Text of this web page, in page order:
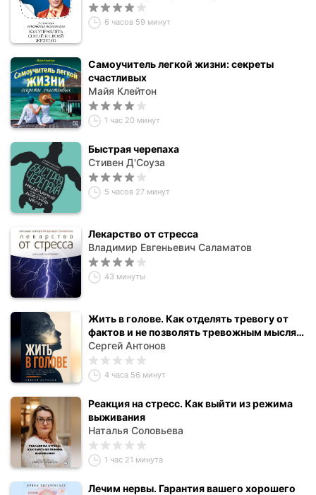
6 часов 59 минут
Самоучитель легкой жизни: секреты
счастливых
Майя Клейтон
1 час 20 минут
Быстрая черепаха
Стивен Д'Соуза
5 часов 27 минут
Лекарство от стресса
Владимир Евгеньевич Саламатов
43 минуты
Жить в голове. Как отделять тревогу от
фактов и не позволять тревожным мыслям
управлять вашей жизнью
Сергей Антонов
4 часа 56 минут
Реакция на стресс. Как выйти из режима
выживания
Наталья Соловьева
1 час 21 минута
Лечим нервы. Гарантия вашего хорошего